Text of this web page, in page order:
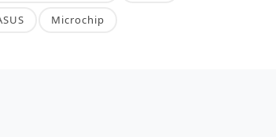
Microchip